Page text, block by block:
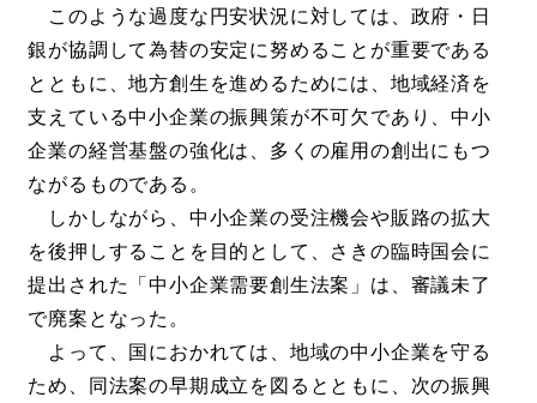
このような過度な円安状況に対しては、政府・日
銀が協調して為替の安定に努めることが重要である
とともに、地方創生を進めるためには、地域経済を
支えている中小企業の振興策が不可欠であり、中小
企業の経営基盤の強化は、多くの雇用の創出にもつ
ながるものである。
しかしながら、中小企業の受注機会や販路の拡大
を後押しすることを目的として、さきの臨時国会に
提出された「中小企業需要創生法案」は、審議未了
で廃案となった。
よって、国におかれては、地域の中小企業を守る
ため、同法案の早期成立を図るとともに、次の振興